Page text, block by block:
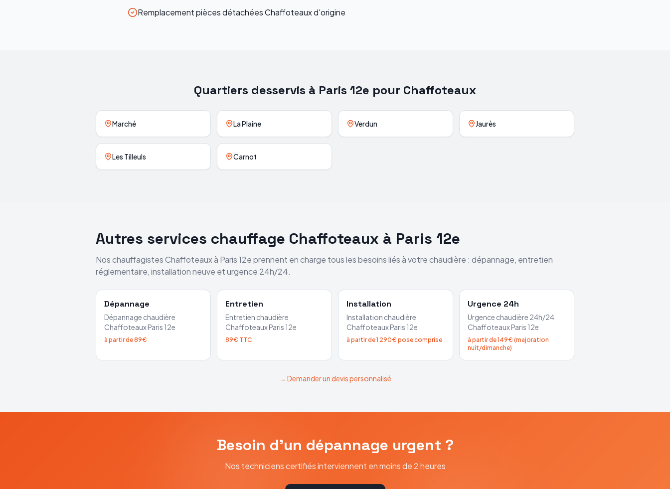
Remplacement pièces détachées Chaffoteaux d'origine
Quartiers desservis à Paris 12e pour Chaffoteaux
Marché La Plaine Verdun Jaurès
Les Tilleuls Carnot
Autres services chauffage Chaffoteaux à Paris 12e
Nos chauffagistesChaffoteauxà Paris 12eprennent en charge tous les besoins liés à votre chaudière : dépannage, entretien
réglementaire, installation neuve et urgence 24h/24.
Dépannage
Dépannage chaudière
ChaffoteauxParis 12e
à partir de 89€
Entretien
Entretien chaudière
ChaffoteauxParis 12e
89€ TTC
Installation
Installation chaudière
ChaffoteauxParis 12e
à partir de 1 290€ pose comprise
Urgence 24h
Urgence chaudière 24h/24
ChaffoteauxParis 12e
à partir de 149€ (majoration
nuit/dimanche)
→ Demander un devis personnalisé
Besoin d'un dépannage urgent ?
Nos techniciens certifiés interviennent en moins de 2 heures